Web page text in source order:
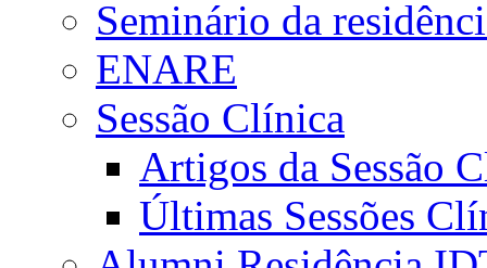
Seminário da
ENARE
Sessão Clínica
Artigos da Sessão
Últimas Sessões